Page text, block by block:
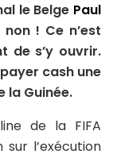
le Belge Paul
! Ce n’est
de s’y ouvrir.
cash une
la Guinée.
de la FIFA
l’exécution